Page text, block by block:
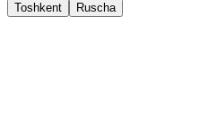
Toshkent Ruscha